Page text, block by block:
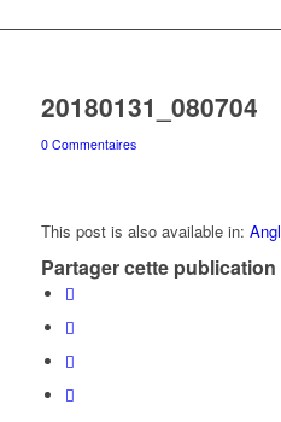
20180131_080704
0 Commentaires
This post is also available in:
Partager cette publication